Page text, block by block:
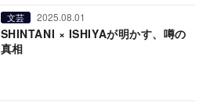
文芸 2025.08.01
SHINTANI × ISHIYAが明かす、噂の
真相